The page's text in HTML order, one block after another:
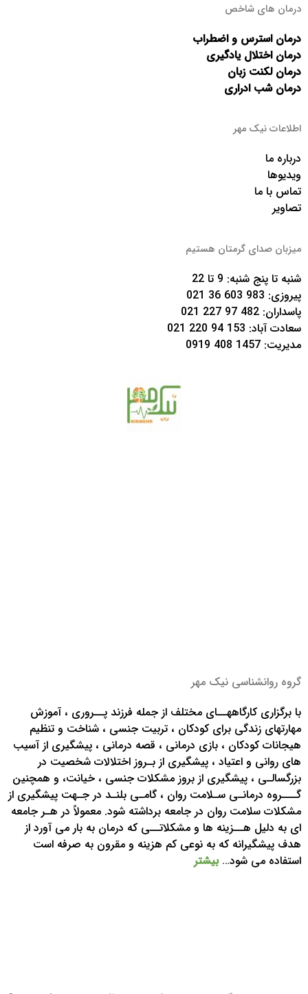
درمان های شاخص
درمان استرس و اضطراب
درمان اختلال یادگیری
درمان لکنت زبان
درمان شب ادراری
اطلاعات نیک مهر
درباره ما
ویدیوها
تماس با ما
تصاویر
میزبان صدای گرمتان هستیم
شنبه تا پنج شنبه: 9 تا 22
پیروزی: 983 603 36 021
پاسداران: 482 97 227 021
سعادت آباد: 153 94 220 021
مدیریت: 1457 408 0919
گروه روانشناسی نیک مهر
با برگزاری کارگاههــای مختلف از جمله فرزند پــروری ، آموزش
مهارتهای زندگی برای کودکان ، تربیت جنسی ، شناخت و تنظیم
هیجانات کودکان ، بازی درمانی ، قصه درمانی ، پیشگیری از آسیب
های روانی و اعتیاد ، پیشگیری از بـروز اختلالات شخصیت در
بزرگسالـی ، پیشگیری از بروز مشکلات جنسی ، خیانت، و همچنین
گـــروه درمانـی سـلامت روان ، گامـی بلنـد در جـهت پیشگیری از
مشکلات سلامت روان در جامعه برداشته شود. معمولاً در هـر جامعه
ای به دلیل هــزینه ها و مشکلاتــی که درمان به بار می آورد از
هدف پیشگیرانه که به نوعی کم هزینه و مقرون به صرفه است
استفاده می شود… بیشتر